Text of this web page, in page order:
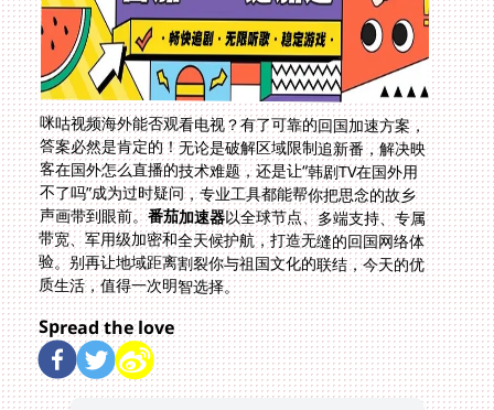
咪咕视频海外能否观看电视？有了可靠的回国加速方案，
答案必然是肯定的！无论是破解区域限制追新番，解决映
客在国外怎么直播的技术难题，还是让“韩剧TV在国外用
不了吗”成为过时疑问，专业工具都能帮你把思念的故乡
声画带到眼前。番茄加速器以全球节点、多端支持、专属
带宽、军用级加密和全天候护航，打造无缝的回国网络体
验。别再让地域距离割裂你与祖国文化的联结，今天的优
质生活，值得一次明智选择。
Spread the love